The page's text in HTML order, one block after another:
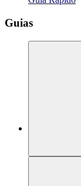
Guias